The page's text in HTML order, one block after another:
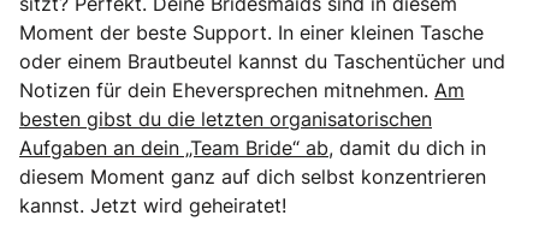
Moment der beste Support. In einer kleinen Tasche
oder einem Brautbeutel kannst du Taschentücher und
Notizen für dein Eheversprechen mitnehmen. Am
besten gibst du die letzten organisatorischen
Aufgaben an dein „Team Bride“ ab, damit du dich in
diesem Moment ganz auf dich selbst konzentrieren
kannst. Jetzt wird geheiratet!